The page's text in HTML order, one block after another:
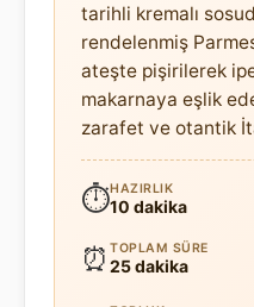
tarihli kremalı
rendelenmiş
ateşte pişirilerek
makarnaya eşlik
zarafet ve otantik
⏱HAZIRLIK
10 dakika
⏰ TOPLAM SÜRE
25 dakika